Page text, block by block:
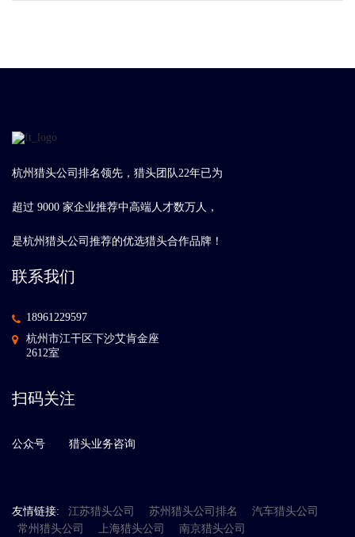
杭州猎头公司排名领先，猎头团队22年已为
超过 9000 家企业推荐中高端人才数万人，
是杭州猎头公司推荐的优选猎头合作品牌！
联系我们
18961229597
杭州市江干区下沙艾肯金座
2612室
扫码关注
公众号 猎头业务咨询
友情链接: 江苏猎头公司 苏州猎头公司排名
汽车猎头公司
常州猎头公司
上海猎头公司 南京猎头公司